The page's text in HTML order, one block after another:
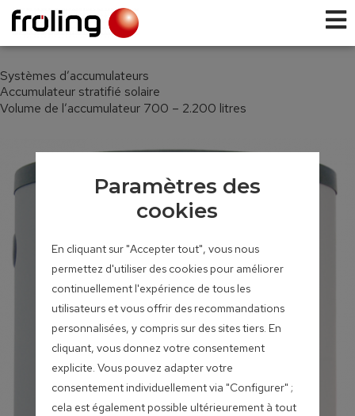
Systèmes d’accumulateurs
Accumulateur stratifié solaire
Volume de l’accumulateur 700 – 2.200 litres
Paramètres des
cookies
En cliquant sur "Accepter tout", vous nous
permettez d'utiliser des cookies pour améliorer
continuellement l'expérience de tous les
utilisateurs et vous offrir des recommandations
personnalisées, y compris sur des sites tiers. En
cliquant, vous donnez votre consentement
explicite. Vous pouvez adapter votre
consentement individuellement via "Configurer" ;
cela est également possible ultérieurement à tout